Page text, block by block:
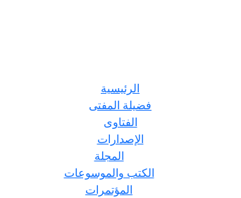
الرئيسية
فضيلة المفتى
الفتاوى
الإصدارات
المجلة
الكتب والموسوعات
المؤتمرات